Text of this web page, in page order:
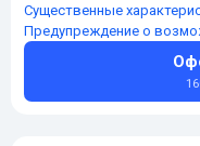
Существенные
Предупреждение о